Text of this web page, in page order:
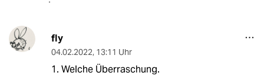
fly
04.02.2022, 13:11 Uhr
1. Welche Überraschung.